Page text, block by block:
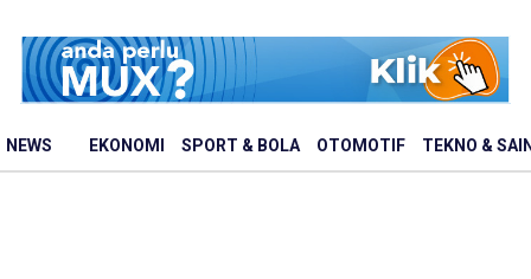
NEWS EKONOMI SPORT & BOLA OTOMOTIF TEKNO &